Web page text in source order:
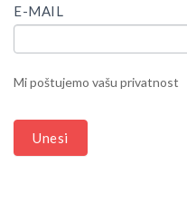
E-MAIL
Mi poštujemo vašu privatnost
Unesi
ARE
HUMAN,
FIELD